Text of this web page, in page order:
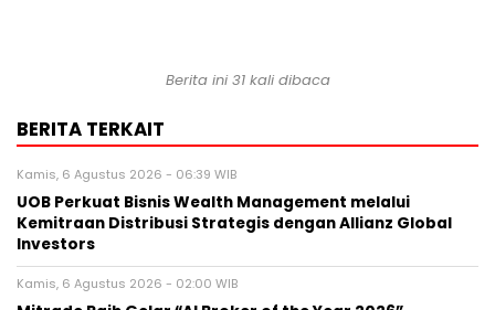
Berita ini 31 kali dibaca
BERITA TERKAIT
Kamis, 6 Agustus 2026 - 06:39 WIB
UOB Perkuat Bisnis Wealth Management melalui
Kemitraan Distribusi Strategis dengan Allianz Global
Investors
Kamis, 6 Agustus 2026 - 02:00 WIB